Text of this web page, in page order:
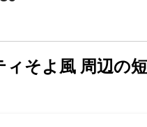
ィそよ風 周辺の短